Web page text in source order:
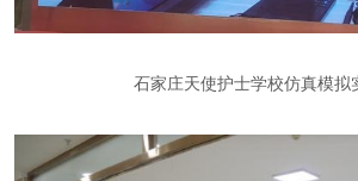
石家庄天使护士学校仿真模拟